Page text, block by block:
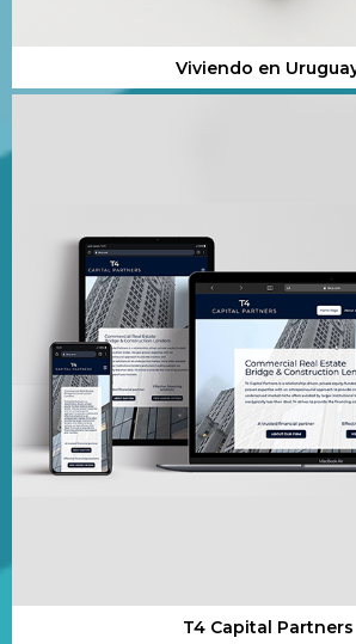
Viviendo en
T4 Capital Partners